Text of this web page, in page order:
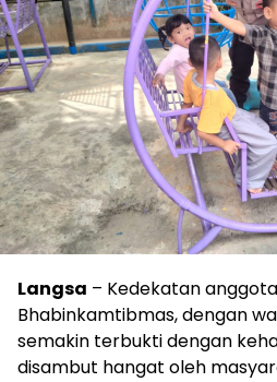
Langsa – Kedekatan
Bhabinkamtibmas, dengan
semakin terbukti dengan
disambut hangat oleh